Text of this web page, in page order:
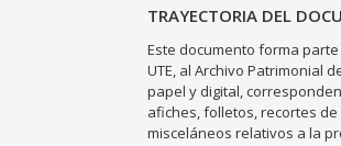
TRAYECTORIA DEL
Este documento forma
UTE, al Archivo Patrimonial
papel y digital,
afiches, folletos, recortes
misceláneos relativos a la